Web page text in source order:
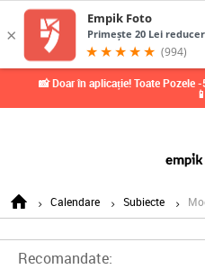
📸 Doar în aplicație! Toate Pozele
📱
Calendare Subiecte
Recomandate: